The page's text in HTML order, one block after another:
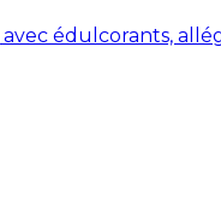
édulcorants,